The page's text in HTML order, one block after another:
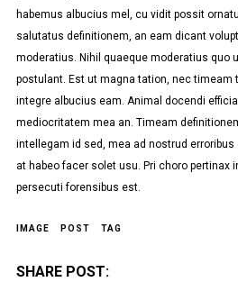
habemus albucius mel, cu vidit possit
salutatus definitionem, an eam dicant
moderatius. Nihil quaeque moderatius quo
postulant. Est ut magna tation, nec
integre albucius eam. Animal docendi
mediocritatem mea an. Timeam
intellegam id sed, mea ad nostrud erroribus
at habeo facer solet usu. Pri choro pertinax
persecuti forensibus est.
IMAGE POST TAG
SHARE POST: